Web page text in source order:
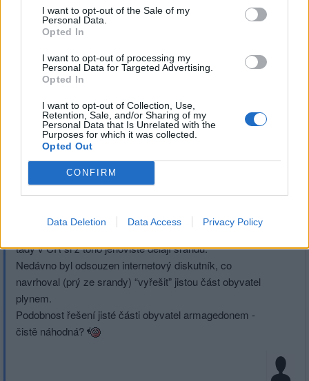
I want to opt-out of the Sale of my
Personal Data.
Opted In
I want to opt-out of processing my
Personal Data for Targeted Advertising.
Opted In
I want to opt-out of Collection, Use,
Retention, Sale, and/or Sharing of my
Personal Data that Is Unrelated with the
Purposes for which it was collected.
Opted Out
CONFIRM
Data Deletion Data Access Privacy Policy
líbili. (Sefanjáš 2:3) Nenechte se tedy ovlivnit názorem
většiny a neignorujte jasné signály toho, že žijeme v
přítomnost Jehovova dne.“ Svědkové Jehovovi vám rádi
v Bibli ukážou, jak můžete tento nadcházející den přežít.
Pokud tomu nevěřím, nemůžu zároveň vykřikovat
nesmysly, že se někdo těší na moji smrt.
SELENA
Těch “hodně lidí co přežije” apokalypsu budou patrně
jehovisti. Když článek následně zmiňuje, že jehovisti mi
V Rusku je za tyhle extrémistické projevy zakázali, a
tady v ČR si z toho jehovisté dělají srandu.
Nedávno byl odsouzen internetový diskutník, co
navrhoval (prý ze srandy) “vyřešit” jistou část obyvatel
plynem.
Podobnost řešení jisté části obyvatel armagedonem -
čistě náhodná?